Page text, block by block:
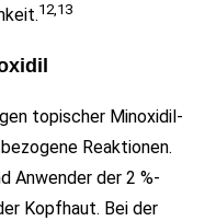
12,13
topischer Minoxidil-
Reaktionen.
Anwender der 2 %-
Kopfhaut. Bei der